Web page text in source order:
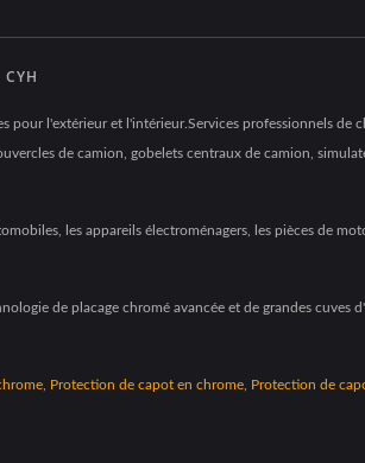
pour l'extérieur et l'intérieur.Services professionnels de
de camion, gobelets centraux de camion,
les appareils électroménagers, les pièces de
de placage chromé avancée et de grandes cuves
Protection de capot en chrome Protection de